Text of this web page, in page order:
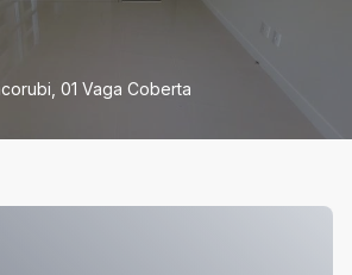
01 Vaga Coberta